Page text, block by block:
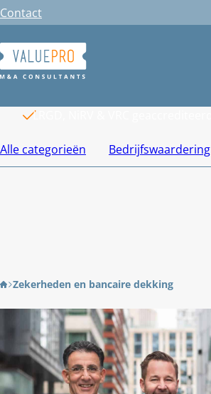
Ga
naar
de
inhoud
Contact
LRGD, NiRV & VRC geaccrediteerd
Alle categorieën Bedrijfswaardering
Zekerheden en bancaire dekking